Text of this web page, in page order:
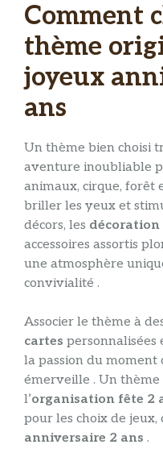
Comment
thème
joyeux
ans
Un thème bien choisi
aventure inoubliable
animaux, cirque, forêt
briller les yeux et
décors, les décoration
accessoires assortis
une atmosphère
convivialité .
Associer le thème à
cartes personnalisées
la passion du moment
émerveille . Un thème
l’organisation fête 2
pour les choix de jeux,
anniversaire 2 ans .